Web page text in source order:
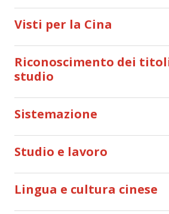
Visti per la Cina
Riconoscimento dei
studio
Sistemazione
Studio e lavoro
Lingua e cultura cinese